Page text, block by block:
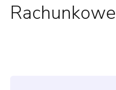
Rachunkowe